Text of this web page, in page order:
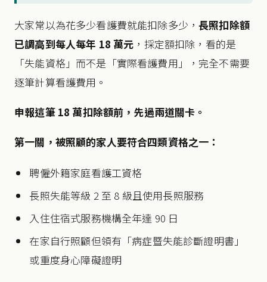
大家常以為花多少看護費就能扣除多少，長照扣除額
已調高到每人每年 18 萬元 ，採定額扣除，看的是
「失能資格」而不是「實際看護費用」，完全不需要
逐筆計算看護費用。
申報這筆 18 萬扣除額前，先過兩道關卡。
第一關，被照顧的家人要符合四類資格之一：
聘僱外籍家庭看護工資格
長照失能等級 2 至 8 級且使用長照服務
入住住宿式服務機構全年達 90 日
在家自行照顧但領有「病症暨失能診斷證明書」
或重度身心障礙證明